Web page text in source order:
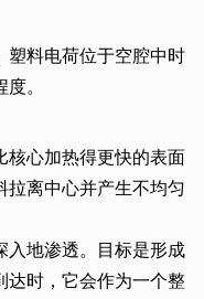
塑料电荷位于空腔中时
。
核心加热得更快的表面
拉离中心并产生不均匀
入地渗透。目标是形成
达时，它会作为一个整